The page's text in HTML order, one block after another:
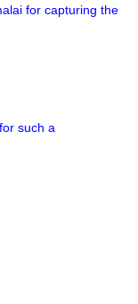
for capturing the
such a